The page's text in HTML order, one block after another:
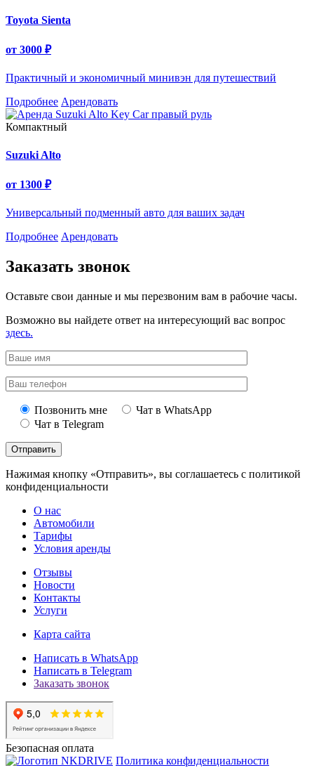
Toyota Sienta
от 3000 ₽
Практичный и экономичный минивэн для путешествий
Подробнее Арендовать
Компактный
Suzuki Alto
от 1300 ₽
Универсальный подменный авто для ваших задач
Подробнее Арендовать
Заказать звонок
Оставьте свои данные и мы перезвоним вам в рабочие часы.
Возможно вы найдете ответ на интересующий вас вопрос
здесь.
Позвонить мне
Чат в WhatsApp
Чат в Telegram
Нажимая кнопку «Отправить», вы соглашаетесь с политикой
конфиденциальности
О наc
Автомобили
Тарифы
Условия аренды
Отзывы
Новости
Контакты
Услуги
Карта сайта
Написать в WhatsApp
Написать в Telegram
Заказать звонок
Безопасная оплата
Политика конфиденциальности